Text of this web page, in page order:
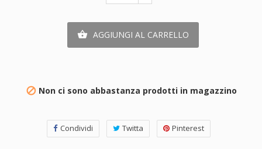
 AGGIUNGI AL CARRELLO
 Non ci sono abbastanza prodotti in magazzino
Condividi Twitta Pinterest